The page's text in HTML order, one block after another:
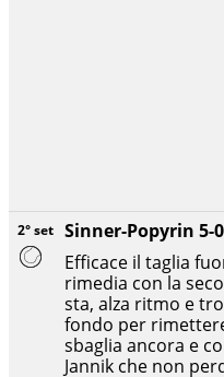
2° set Sinner-Popyrin 5-
Efficace il taglia
rimedia con la
sta, alza ritmo e
fondo per
sbaglia ancora e
Jannik che non